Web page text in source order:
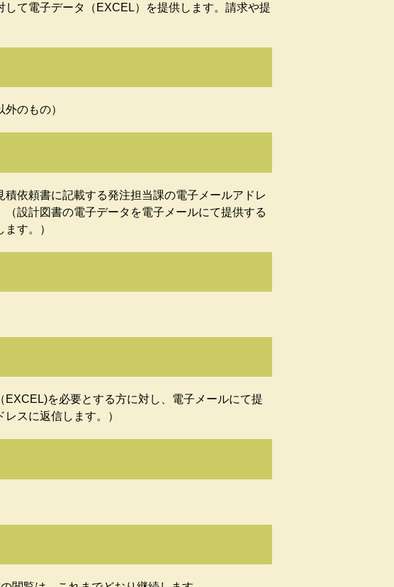
て電子データ（EXCEL）を提供します。請求や提
のもの）
依頼書に記載する発注担当課の電子メールアドレ
設計図書の電子データを電子メールにて提供する
す。）
を必要とする方に対し、電子メールにて提
スに返信します。）